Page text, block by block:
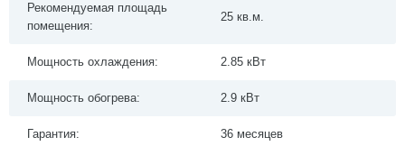
Рекомендуемая площадь
помещения:
25 кв.м.
Мощность охлаждения: 2.85 кВт
Мощность обогрева: 2.9 кВт
Гарантия: 36 месяцев